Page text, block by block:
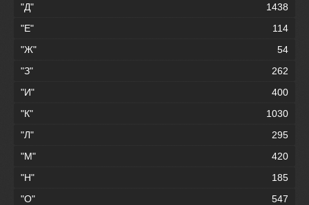
"Д"
1438
"Е"
114
"Ж"
54
"З"
262
"И"
400
"К"
1030
"Л"
295
"М"
420
"Н"
185
"О"
547